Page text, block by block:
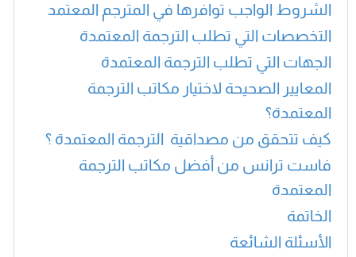
الشروط الواجب توافرها في المترجم المعتمد
التخصصات التي تطلب الترجمة المعتمدة
الجهات التي تطلب الترجمة المعتمدة
المعايير الصحيحة لاختيار مكاتب الترجمة
المعتمدة؟
كيف تتحقق من مصداقية الترجمة المعتمدة ؟
فاست ترانس من أفضل مكاتب الترجمة
المعتمدة
الخاتمة
الأسئلة الشائعة